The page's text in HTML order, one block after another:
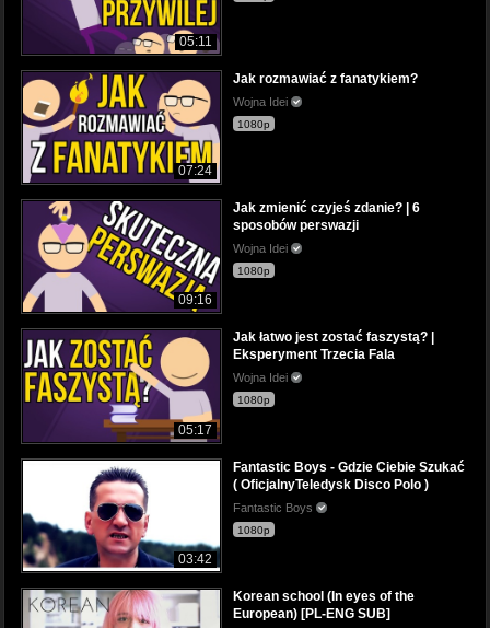
05:11
07:24
Jak rozmawiać z fanatykiem?
Wojna Idei
1080p
09:16
Jak zmienić czyjeś zdanie? | 6
sposobów perswazji
Wojna Idei
1080p
05:17
Jak łatwo jest zostać faszystą? |
Eksperyment Trzecia Fala
Wojna Idei
1080p
03:42
Fantastic Boys - Gdzie Ciebie Szukać
( OficjalnyTeledysk Disco Polo )
Fantastic Boys
1080p
Korean school (In eyes of the
European) [PL-ENG SUB]